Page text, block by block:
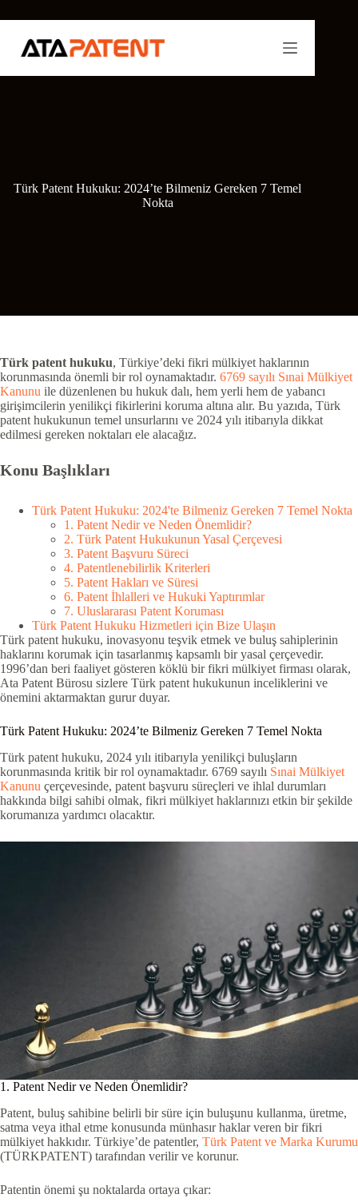
to
Türk Patent Hukuku: 2024’te Bilmeniz Gereken 7 Temel
Nokta
Türk patent hukuku, Türkiye’deki fikri mülkiyet haklarının
korunmasında önemli bir rol oynamaktadır. 6769 sayılı Sınai Mülkiyet
Kanunu ile düzenlenen bu hukuk dalı, hem yerli hem de yabancı
girişimcilerin yenilikçi fikirlerini koruma altına alır. Bu yazıda, Türk
patent hukukunun temel unsurlarını ve 2024 yılı itibarıyla dikkat
edilmesi gereken noktaları ele alacağız.
Konu Başlıkları
Türk Patent Hukuku: 2024'te Bilmeniz Gereken 7 Temel Nokta
1. Patent Nedir ve Neden Önemlidir?
2. Türk Patent Hukukunun Yasal Çerçevesi
3. Patent Başvuru Süreci
4. Patentlenebilirlik Kriterleri
5. Patent Hakları ve Süresi
6. Patent İhlalleri ve Hukuki Yaptırımlar
7. Uluslararası Patent Koruması
Türk Patent Hukuku Hizmetleri için Bize Ulaşın
Türk patent hukuku, inovasyonu teşvik etmek ve buluş sahiplerinin
haklarını korumak için tasarlanmış kapsamlı bir yasal çerçevedir.
1996’dan beri faaliyet gösteren köklü bir fikri mülkiyet firması olarak,
Ata Patent Bürosu sizlere Türk patent hukukunun inceliklerini ve
önemini aktarmaktan gurur duyar.
Türk Patent Hukuku: 2024’te Bilmeniz Gereken 7 Temel Nokta
Türk patent hukuku, 2024 yılı itibarıyla yenilikçi buluşların
korunmasında kritik bir rol oynamaktadır. 6769 sayılı Sınai Mülkiyet
Kanunu çerçevesinde, patent başvuru süreçleri ve ihlal durumları
hakkında bilgi sahibi olmak, fikri mülkiyet haklarınızı etkin bir şekilde
korumanıza yardımcı olacaktır.
1. Patent Nedir ve Neden Önemlidir?
Patent, buluş sahibine belirli bir süre için buluşunu kullanma, üretme,
satma veya ithal etme konusunda münhasır haklar veren bir fikri
mülkiyet hakkıdır. Türkiye’de patentler, Türk Patent ve Marka Kurumu
(TÜRKPATENT) tarafından verilir ve korunur.
Patentin önemi şu noktalarda ortaya çıkar: